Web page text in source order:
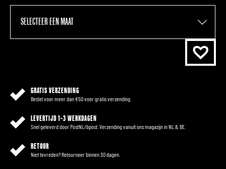
GRATIS VERZENDING
Bestel voor meer dan €50 voor gratis verzending.
LEVERTIJD 1-3 WERKDAGEN
Snel geleverd door PostNL/bpost. Verzending vanuit ons magazijn in NL & BE.
RETOUR
Niet tevreden? Retourneer binnen 30 dagen.